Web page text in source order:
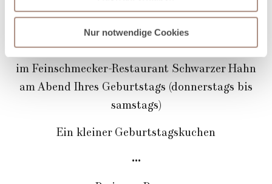
zu können und die Zugriffe auf unsere Website zu
analysieren. Außerdem geben wir Informationen zu Ihrer
Verwendung unserer Website an unsere Partner für
soziale Medien, Werbung und Analysen weiter. Unsere
Partner führen diese Informationen möglicherweise mit
weiteren Daten zusammen, die Sie ihnen bereitgestellt
haben oder die sie im Rahmen Ihrer Nutzung der Dienste
Nur notwendige Cookies
4-Gänge Überraschungsmenü
im Feinschmecker-Restaurant Schwarzer Hahn
am Abend Ihres Geburtstags (donnerstags bis
samstags)
Ein kleiner Geburtstagskuchen
•••